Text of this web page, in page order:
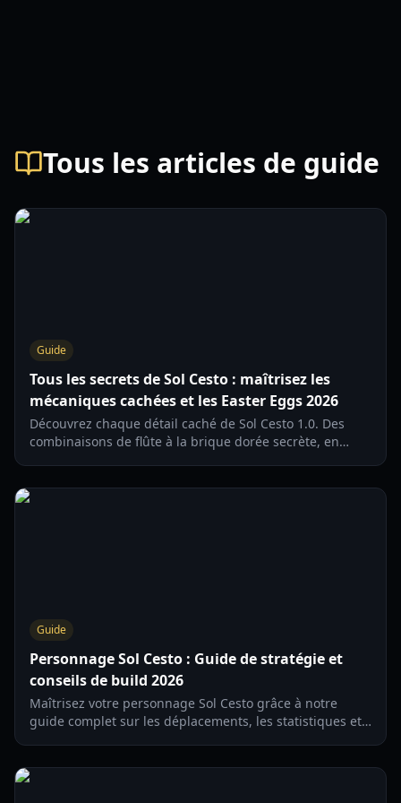
Tous les articles de guide
Guide
Tous les secrets de Sol Cesto : maîtrisez les
mécaniques cachées et les Easter Eggs 2026
Découvrez chaque détail caché de Sol Cesto 1.0. Des
combinaisons de flûte à la brique dorée secrète, en
Guide
Personnage Sol Cesto : Guide de stratégie et
conseils de build 2026
Maîtrisez votre personnage Sol Cesto grâce à notre
guide complet sur les déplacements, les statistiques et